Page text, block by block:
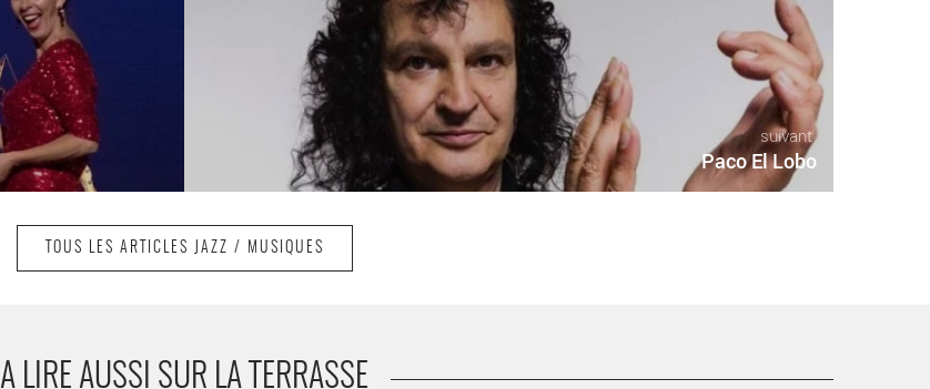
suivant
Paco El Lobo
TOUS LES ARTICLES JAZZ / MUSIQUES
A LIRE AUSSI SUR LA TERRASSE